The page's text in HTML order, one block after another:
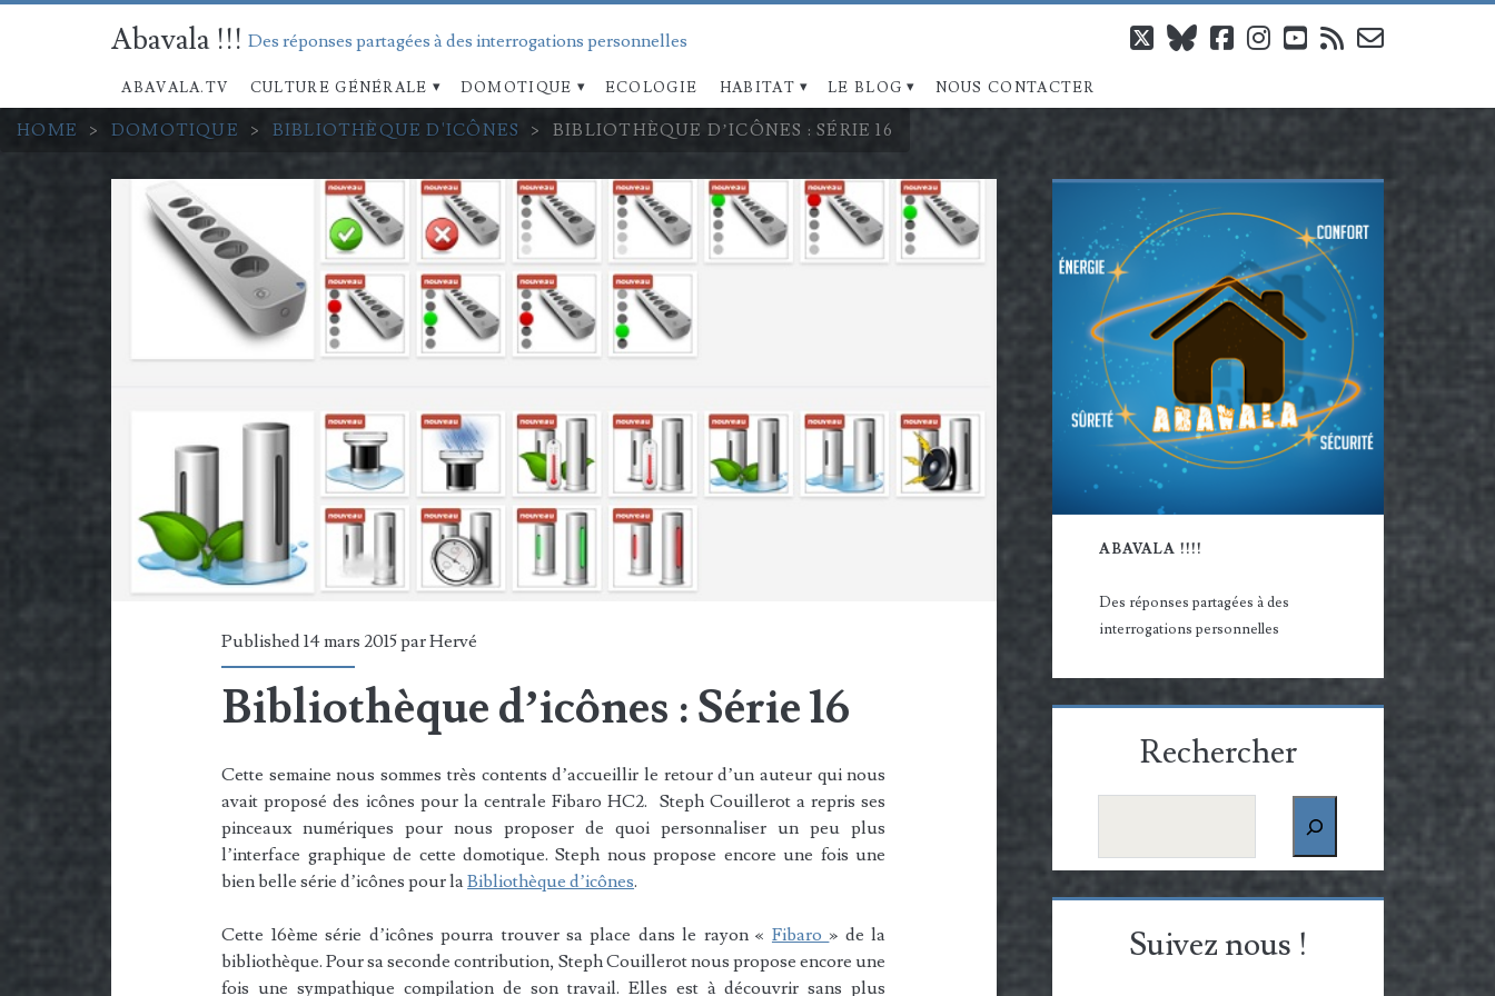
Abavala !!! Des réponses partagées à des interrogations personnelles
ABAVALA.TV CULTURE GÉNÉRALE DOMOTIQUE ECOLOGIE HABITAT LE BLOG NOUS CONTACTER
twitterblueskyfacebook
instagram
youtube
rss email-
HOME > DOMOTIQUE > BIBLIOTHÈQUE D'ICÔNES > BIBLIOTHÈQUE D’ICÔNES : SÉRIE 16
Published 14 mars 2015 parHervé
Bibliothèque d’icônes : Série 16
Cette semaine nous sommes très contents d’accueillir le retour d’un auteur qui nous
avait proposé des icônes pour la centrale Fibaro HC2. Steph Couillerot a repris ses
pinceaux numériques pour nous proposer de quoi personnaliser un peu plus
l’interface graphique de cette domotique. Steph nous propose encore une fois une
bien belle série d’icônes pour laBibliothèque d’icônes.
Cette 16ème série d’icônes pourra trouver sa place dans le rayon « Fibaro » de la
bibliothèque. Pour sa seconde contribution, Steph Couillerot nous propose encore une
fois une sympathique compilation de son travail. Elles est à découvrir sans plus
Barre
latérale
principale
ABAVALA !!!!
Des réponses partagées à des
interrogations personnelles
Rechercher
Suivez nous !